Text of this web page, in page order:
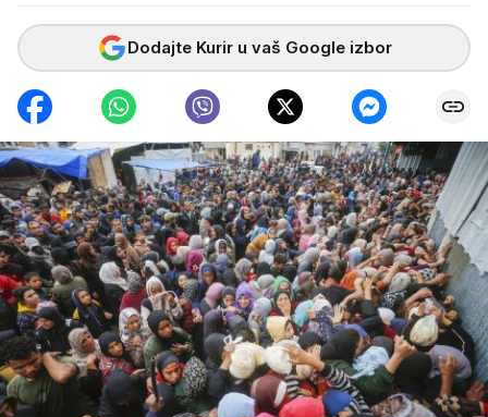
Dodajte Kurir u vaš Google izbor